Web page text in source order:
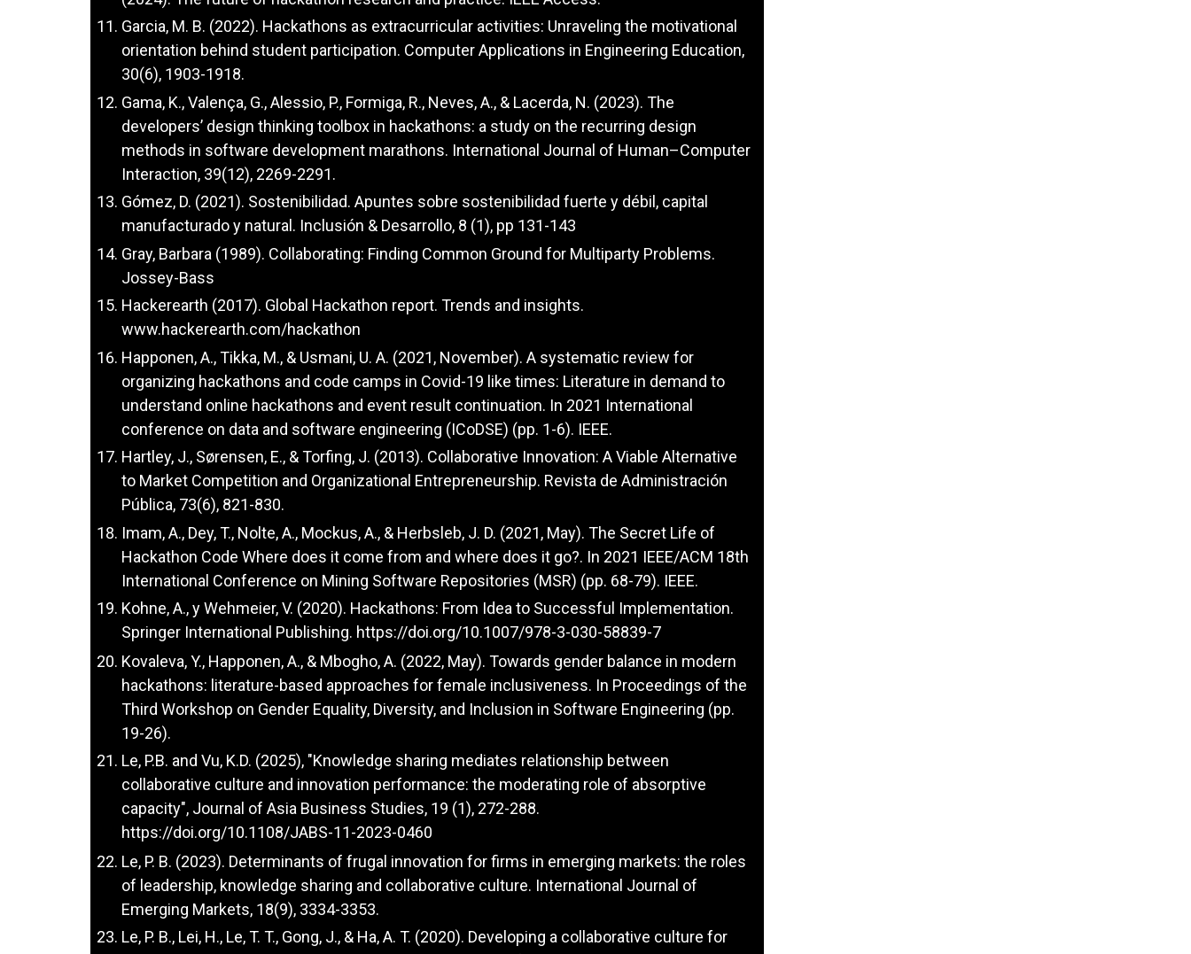
Garcia, M. B. (2022). Hackathons as extracurricular activities: Unraveling the motivational
orientation behind student participation. Computer Applications in Engineering Education,
30(6), 1903-1918.
Gama, K., Valença, G., Alessio, P., Formiga, R., Neves, A., & Lacerda, N. (2023). The
developers’ design thinking toolbox in hackathons: a study on the recurring design
methods in software development marathons. International Journal of Human–Computer
Interaction, 39(12), 2269-2291.
Gómez, D. (2021). Sostenibilidad. Apuntes sobre sostenibilidad fuerte y débil, capital
manufacturado y natural. Inclusión & Desarrollo, 8 (1), pp 131-143
Gray, Barbara (1989). Collaborating: Finding Common Ground for Multiparty Problems.
Jossey-Bass
Hackerearth (2017). Global Hackathon report. Trends and insights.
www.hackerearth.com/hackathon
Happonen, A., Tikka, M., & Usmani, U. A. (2021, November). A systematic review for
organizing hackathons and code camps in Covid-19 like times: Literature in demand to
understand online hackathons and event result continuation. In 2021 International
conference on data and software engineering (ICoDSE) (pp. 1-6). IEEE.
Hartley, J., Sørensen, E., & Torfing, J. (2013). Collaborative Innovation: A Viable Alternative
to Market Competition and Organizational Entrepreneurship. Revista de Administración
Pública, 73(6), 821-830.
Imam, A., Dey, T., Nolte, A., Mockus, A., & Herbsleb, J. D. (2021, May). The Secret Life of
Hackathon Code Where does it come from and where does it go?. In 2021 IEEE/ACM 18th
International Conference on Mining Software Repositories (MSR) (pp. 68-79). IEEE.
Kohne, A., y Wehmeier, V. (2020). Hackathons: From Idea to Successful Implementation.
Springer International Publishing. https://doi.org/10.1007/978-3-030-58839-7
Kovaleva, Y., Happonen, A., & Mbogho, A. (2022, May). Towards gender balance in modern
hackathons: literature-based approaches for female inclusiveness. In Proceedings of the
Third Workshop on Gender Equality, Diversity, and Inclusion in Software Engineering (pp.
19-26).
Le, P.B. and Vu, K.D. (2025), "Knowledge sharing mediates relationship between
collaborative culture and innovation performance: the moderating role of absorptive
capacity", Journal of Asia Business Studies, 19 (1), 272-288.
https://doi.org/10.1108/JABS-11-2023-0460
Le, P. B. (2023). Determinants of frugal innovation for firms in emerging markets: the roles
of leadership, knowledge sharing and collaborative culture. International Journal of
Emerging Markets, 18(9), 3334-3353.
Le, P. B., Lei, H., Le, T. T., Gong, J., & Ha, A. T. (2020). Developing a collaborative culture for